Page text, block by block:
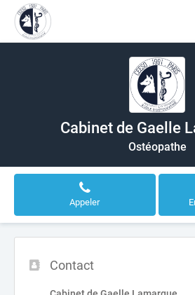
Cabinet de Gaelle
Ostéopathe
Appeler
Contact